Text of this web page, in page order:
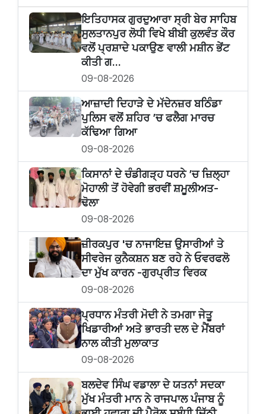
ਇਤਿਹਾਸਕ ਗੁਰਦੁਆਰਾ ਸ੍ਰੀ ਬੇਰ ਸਾਹਿਬ
ਸੁਲਤਾਨਪੁਰ ਲੋਧੀ ਵਿਖੇ ਬੀਬੀ ਕੁਲਵੰਤ ਕੌਰ
ਵਲੋਂ ਪ੍ਰਸ਼ਾਦੇ ਪਕਾਉਣ ਵਾਲੀ ਮਸ਼ੀਨ ਭੇਂਟ
ਕੀਤੀ ਗ...
09-08-2026
ਆਜ਼ਾਦੀ ਦਿਹਾੜੇ ਦੇ ਮੱਦੇਨਜ਼ਰ ਬਠਿੰਡਾ
ਪੁਲਿਸ ਵਲੋਂ ਸ਼ਹਿਰ ’ਚ ਫਲੈਗ ਮਾਰਚ
ਕੱਢਿਆ ਗਿਆ
09-08-2026
ਕਿਸਾਨਾਂ ਦੇ ਚੰਡੀਗੜ੍ਹ ਧਰਨੇ ’ਚ ਜ਼ਿਲ੍ਹਾ
ਮੋਹਾਲੀ ਤੋਂ ਹੋਵੇਗੀ ਭਰਵੀਂ ਸ਼ਮੂਲੀਅਤ-
ਢੋਲਾ
09-08-2026
ਜ਼ੀਰਕਪੁਰ 'ਚ ਨਾਜਾਇਜ਼ ਉਸਾਰੀਆਂ ਤੇ
ਸੀਵਰੇਜ ਕੁਨੈਕਸ਼ਨ ਬਣ ਰਹੇ ਨੇ ਓਵਰਫਲੋ
ਦਾ ਮੁੱਖ ਕਾਰਨ -ਗੁਰਪ੍ਰੀਤ ਵਿਰਕ
09-08-2026
ਪ੍ਰਧਾਨ ਮੰਤਰੀ ਮੋਦੀ ਨੇ ਤਮਗਾ ਜੇਤੂ
ਖਿਡਾਰੀਆਂ ਅਤੇ ਭਾਰਤੀ ਦਲ ਦੇ ਮੈਂਬਰਾਂ
ਨਾਲ ਕੀਤੀ ਮੁਲਾਕਾਤ
09-08-2026
ਬਲਦੇਵ ਸਿੰਘ ਵਡਾਲਾ ਦੇ ਯਤਨਾਂ ਸਦਕਾ
ਮੁੱਖ ਮੰਤਰੀ ਮਾਨ ਨੇ ਰਾਜਪਾਲ ਪੰਜਾਬ ਨੂੰ